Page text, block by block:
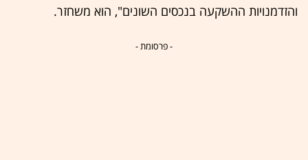
והזדמנויות ההשקעה בנכסים השונים", הוא משחזר.
- פרסומת -